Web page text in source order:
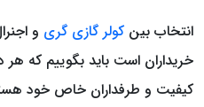
انتخاب بین کولر گازی گری و
خریداران است باید بگوییم که هر
کیفیت و طرفداران خاص خود